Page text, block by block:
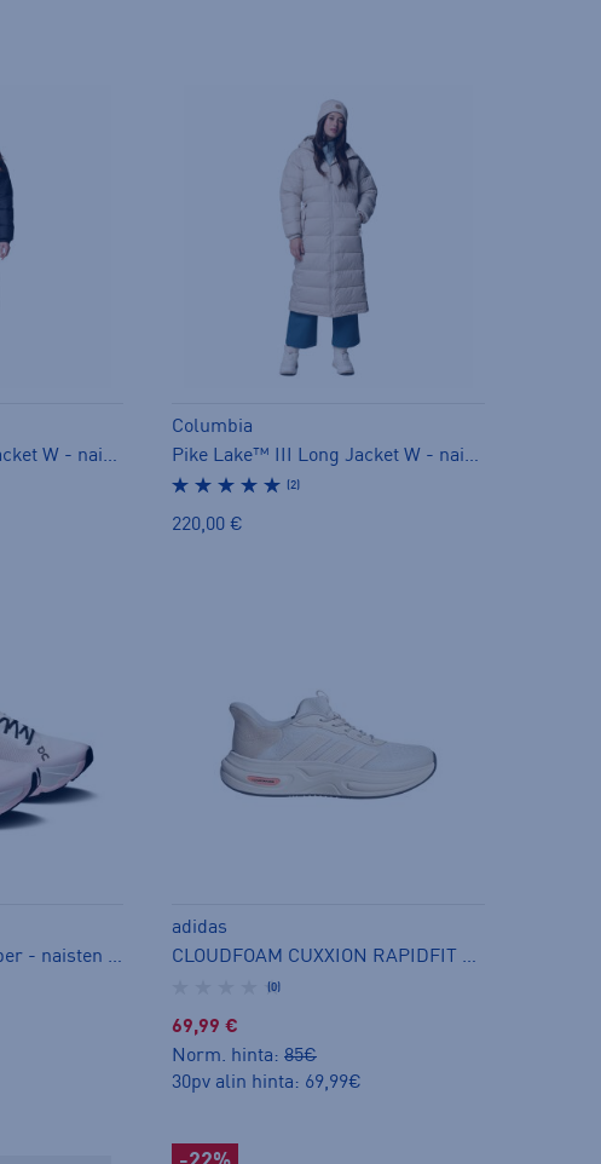
Pike Lake™ III Long Jacket W - naisten toppatakki
Columbia
Pike Lake™ III Long Jacket W - naisten toppatakki
(2)
220,00 €
W Cloudmonster 3 Hyper - naisten juoksukengät
adidas
CLOUDFOAM CUXXION RAPIDFIT W - naisten matalavartiset tennarit
(0)
69,99 €
Norm. hinta: 85€
30pv alin hinta: 69,99€